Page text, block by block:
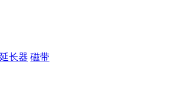
长器 磁带